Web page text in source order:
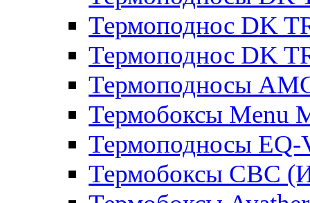
Термоподнос DK
Термоподнос DK
Термоподносы
Термобоксы Menu
Термоподносы EQ-
Термобоксы CBC